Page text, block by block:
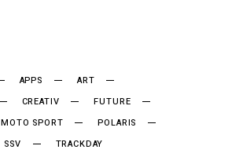
APPS
ART
CREATIV
FUTURE
MOTO SPORT
POLARIS
SSV TRACKDAY